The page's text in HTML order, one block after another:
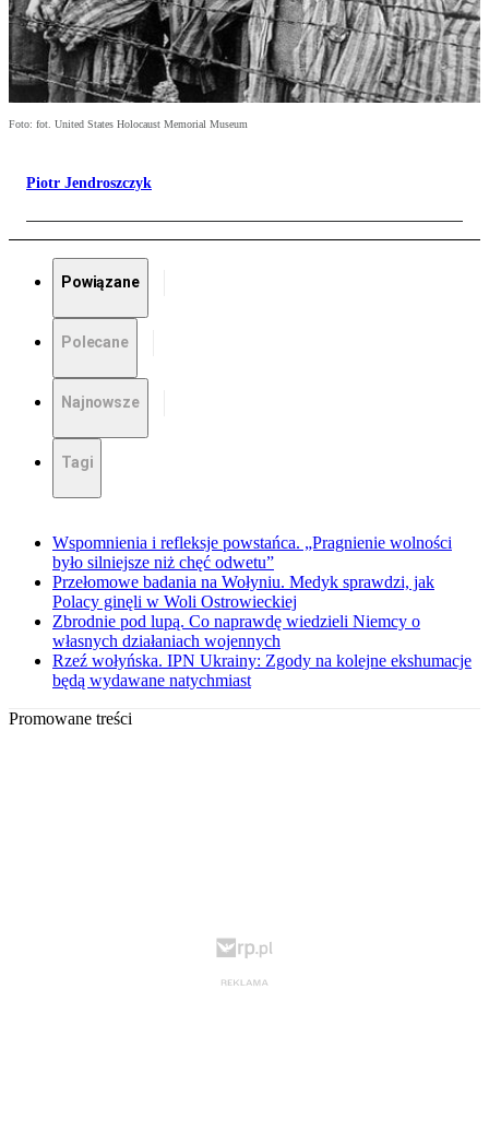
Foto: fot. United States Holocaust Memorial Museum
Piotr Jendroszczyk
Powiązane
Polecane
Najnowsze
Tagi
Wspomnienia i refleksje powstańca. „Pragnienie wolności
było silniejsze niż chęć odwetu”
Przełomowe badania na Wołyniu. Medyk sprawdzi, jak
Polacy ginęli w Woli Ostrowieckiej
Zbrodnie pod lupą. Co naprawdę wiedzieli Niemcy o
własnych działaniach wojennych
Rzeź wołyńska. IPN Ukrainy: Zgody na kolejne ekshumacje
będą wydawane natychmiast
Promowane treści